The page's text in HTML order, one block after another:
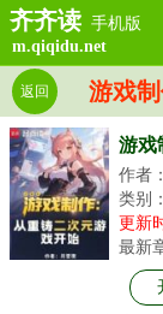
齐齐读 手机版
m.qiqidu.net
游戏
返回
游戏
作者
类别
更新
最新